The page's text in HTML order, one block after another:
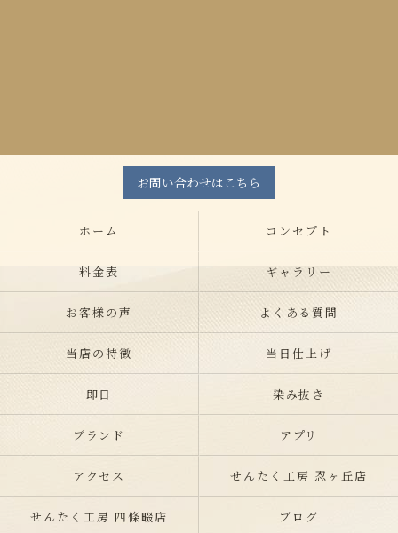
お問い合わせはこちら
ホーム コンセプト
料金表 ギャラリー
お客様の声 よくある質問
当店の特徴 当日仕上げ
即日 染み抜き
ブランド アプリ
アクセス せんたく工房 忍ヶ丘店
せんたく工房 四條畷店 ブログ